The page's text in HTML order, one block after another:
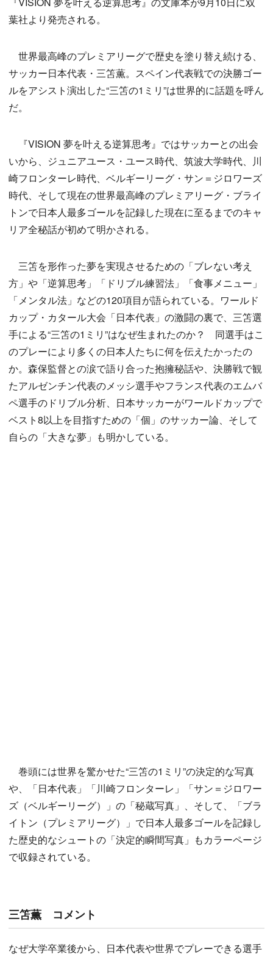
葉社より発売される。
世界最高峰のプレミアリーグで歴史を塗り替え続ける、
サッカー日本代表・三笘薫。スペイン代表戦での決勝ゴー
ルをアシスト演出した“三笘の1ミリ”は世界的に話題を呼ん
だ。
『VISION 夢を叶える逆算思考』ではサッカーとの出会
いから、ジュニアユース・ユース時代、筑波大学時代、川
崎フロンターレ時代、ベルギーリーグ・サン＝ジロワーズ
時代、そして現在の世界最高峰のプレミアリーグ・ブライ
トンで日本人最多ゴールを記録した現在に至るまでのキャ
リア全秘話が初めて明かされる。
三笘を形作った夢を実現させるための「ブレない考え
方」や「逆算思考」「ドリブル練習法」「食事メニュー」
「メンタル法」などの120項目が語られている。ワールド
カップ・カタール大会「日本代表」の激闘の裏で、三笘選
手による“三笘の1ミリ”はなぜ生まれたのか？ 同選手はこ
のプレーにより多くの日本人たちに何を伝えたかったの
か。森保監督との涙で語り合った抱擁秘話や、決勝戦で観
たアルゼンチン代表のメッシ選手やフランス代表のエムバ
ペ選手のドリブル分析、日本サッカーがワールドカップで
ベスト8以上を目指すための「個」のサッカー論、そして
自らの「大きな夢」も明かしている。
巻頭には世界を驚かせた“三笘の1ミリ”の決定的な写真
や、「日本代表」「川崎フロンターレ」「サン＝ジロワー
ズ（ベルギーリーグ）」の「秘蔵写真」、そして、「ブラ
イトン（プレミアリーグ）」で日本人最多ゴールを記録し
た歴史的なシュートの「決定的瞬間写真」もカラーページ
で収録されている。
三笘薫 コメント
なぜ大学卒業後から、日本代表や世界でプレーできる選手